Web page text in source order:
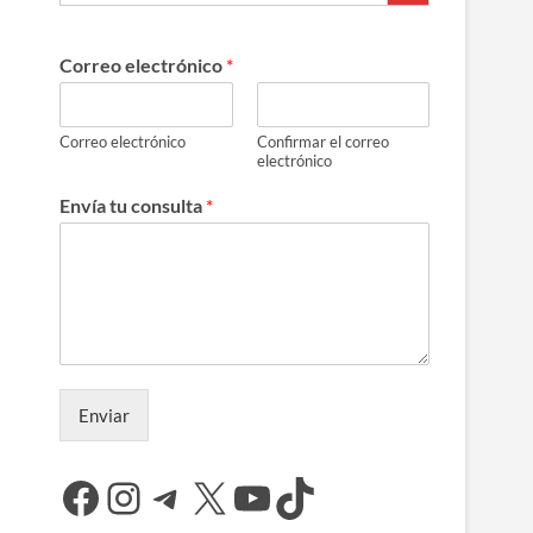
Correo electrónico *
Correo electrónico
Confirmar el correo
electrónico
Envía tu consulta *
Enviar
Facebook
Instagram
Telegram
X YouTube
TikTok